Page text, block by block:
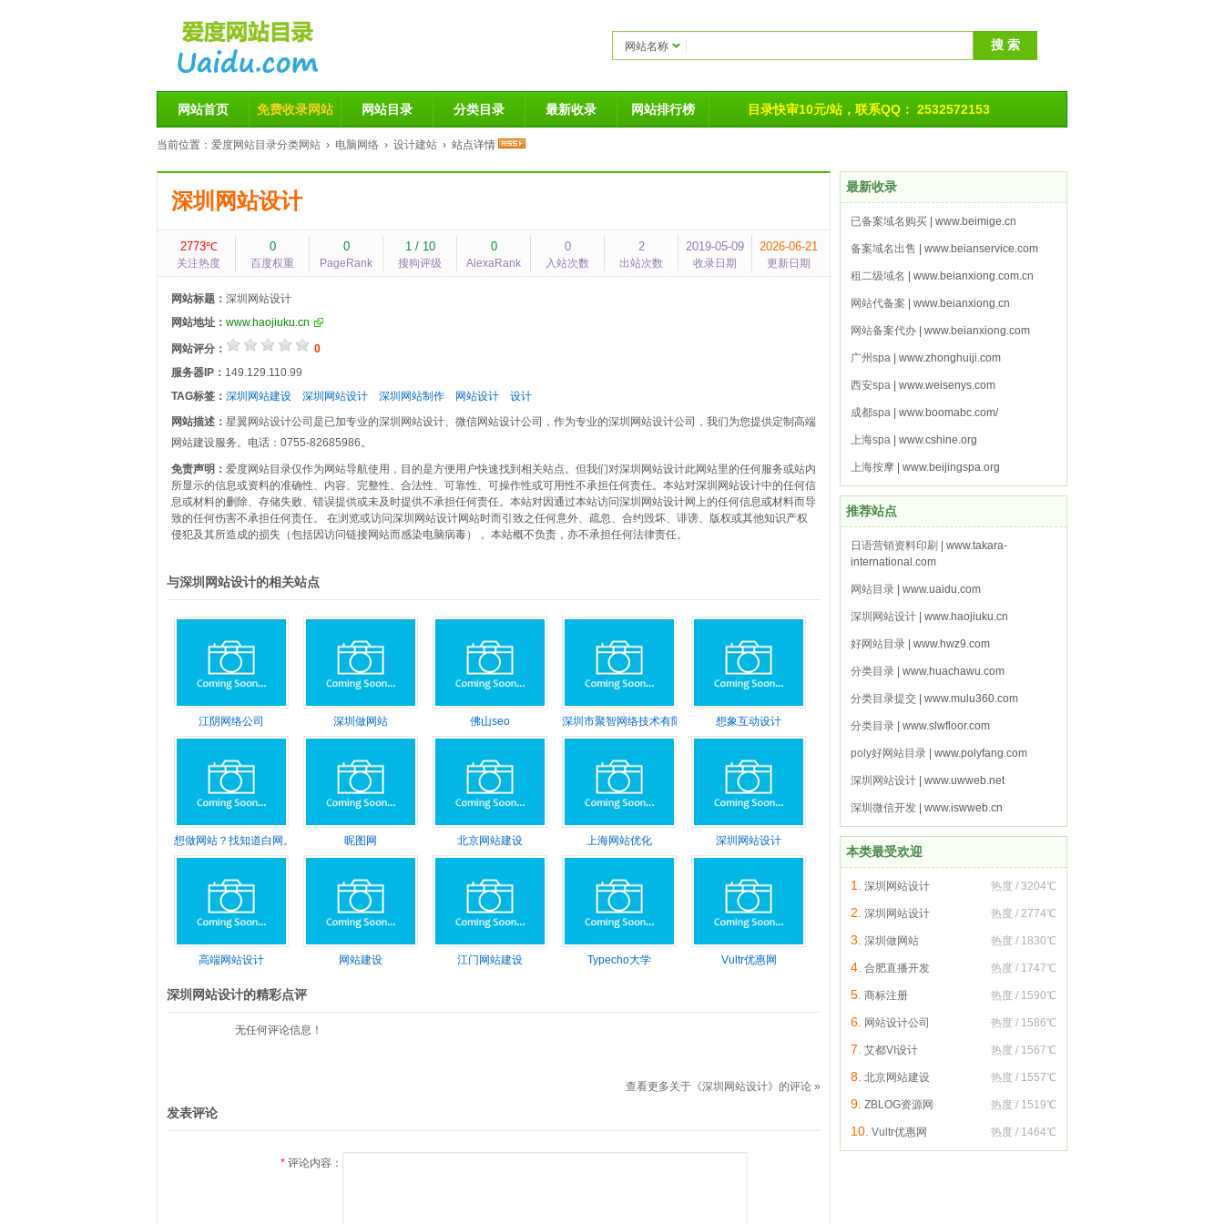
网站名称
网站首页 免费收录网站 网站目录 分类目录 最新收录 网站排行榜 目录快审10元/站，联系QQ： 2532572153
当前位置： 爱度网站目录分类网站 › 电脑网络 › 设计建站 › 站点详情
深圳网站设计
2773℃
关注热度
0
百度权重
0
PageRank
1 / 10
搜狗评级
0
AlexaRank
0
入站次数
2
出站次数
2019-05-09
收录日期
2026-06-21
更新日期
网站标题： 深圳网站设计
网站地址： www.haojiuku.cn
网站评分：
0
服务器IP： 149.129.110.99
TAG标签： 深圳网站建设 深圳网站设计 深圳网站制作 网站设计
设计
网站描述： 星翼网站设计公司是已加专业的深圳网站设计、微信网站设计公司，作为专业的深圳网站设计公司，我们为您提供定制高端
网站建设服务。电话：0755-82685986。
免责声明： 爱度网站目录仅作为网站导航使用，目的是方便用户快速找到相关站点。但我们对深圳网站设计此网站里的任何服务或站内
所显示的信息或资料的准确性、内容、完整性、合法性、可靠性、可操作性或可用性不承担任何责任。本站对深圳网站设计中的任何信
息或材料的删除、存储失败、错误提供或未及时提供不承担任何责任。本站对因通过本站访问深圳网站设计网上的任何信息或材料而导
致的任何伤害不承担任何责任。 在浏览或访问深圳网站设计网站时而引致之任何意外、疏忽、合约毁坏、诽谤、版权或其他知识产权
侵犯及其所造成的损失（包括因访问链接网站而感染电脑病毒）， 本站概不负责，亦不承担任何法律责任。
与深圳网站设计的相关站点
江阴网络公司 深圳做网站 佛山seo 深圳市聚智网络技术有限公司 想象互动设计
想做网站？找知道白网。济宁网站建设、济宁seo公司
昵图网 北京网站建设 上海网站优化 深圳网站设计
高端网站设计 网站建设 江门网站建设 Typecho大学 Vultr优惠网
深圳网站设计的精彩点评
无任何评论信息！
查看更多关于《深圳网站设计》的评论 »
发表评论
* 评论内容：
最新收录
已备案域名购买 | www.beimige.cn
备案域名出售 | www.beianservice.com
租二级域名 | www.beianxiong.com.cn
网站代备案 | www.beianxiong.cn
网站备案代办 | www.beianxiong.com
广州spa | www.zhonghuiji.com
西安spa | www.weisenys.com
成都spa | www.boomabc.com/
上海spa | www.cshine.org
上海按摩 | www.beijingspa.org
推荐站点
日语营销资料印刷
| www.takara-
international.com
网站目录 | www.uaidu.com
深圳网站设计 | www.haojiuku.cn
好网站目录 | www.hwz9.com
分类目录 | www.huachawu.com
分类目录提交 | www.mulu360.com
分类目录 | www.slwfloor.com
poly好网站目录 | www.polyfang.com
深圳网站设计 | www.uwweb.net
深圳微信开发 | www.iswweb.cn
本类最受欢迎
热度 / 3204℃
1. 深圳网站设计
热度 / 2774℃
2. 深圳网站设计
热度 / 1830℃
3. 深圳做网站
热度 / 1747℃
4. 合肥直播开发
热度 / 1590℃
5. 商标注册
热度 / 1586℃
6. 网站设计公司
热度 / 1567℃
7. 艾都VI设计
热度 / 1557℃
8. 北京网站建设
热度 / 1519℃
9. ZBLOG资源网
热度 / 1464℃
10. Vultr优惠网